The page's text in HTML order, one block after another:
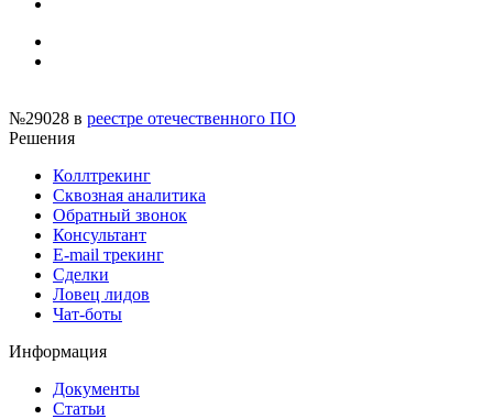
№29028 в реестре отечественного ПО
Решения
Коллтрекинг
Сквозная аналитика
Обратный звонок
Консультант
E-mail трекинг
Сделки
Ловец лидов
Чат-боты
Информация
Документы
Статьи